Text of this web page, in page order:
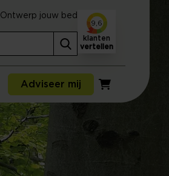
Adviseer mij
Winkelwagen
Ontwerp jouw bed
9,6
klanten
vertellen